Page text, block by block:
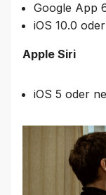
Google App
iOS 10.0
Apple Siri
iOS 5 oder